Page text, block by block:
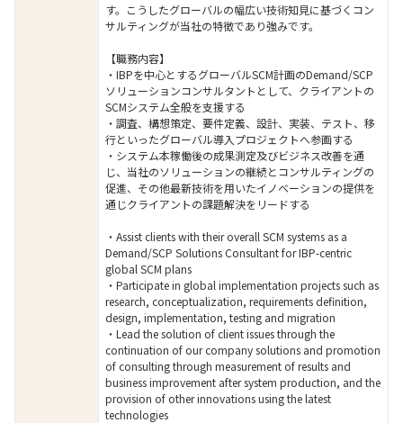
す。こうしたグローバルの幅広い技術知見に基づくコン
サルティングが当社の特徴であり強みです。
【職務内容】
・IBPを中心とするグローバルSCM計画のDemand/SCP
ソリューションコンサルタントとして、クライアントの
SCMシステム全般を支援する​
・調査、構想策定、要件定義、設計、実装、テスト、移
行といったグローバル導入プロジェクトへ参画する​
・システム本稼働後の成果測定及びビジネス改善を通
じ、当社のソリューションの継続とコンサルティングの
促進、その他最新技術を用いたイノベーションの提供を
通じクライアントの課題解決をリードする​
・Assist clients with their overall SCM systems as a
Demand/SCP Solutions Consultant for IBP-centric
global SCM plans
・Participate in global implementation projects such as
research, conceptualization, requirements definition,
design, implementation, testing and migration
・Lead the solution of client issues through the
continuation of our company solutions and promotion
of consulting through measurement of results and
business improvement after system production, and the
provision of other innovations using the latest
technologies